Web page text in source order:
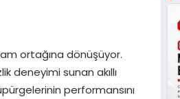
ortağına dönüşüyor.
deneyimi sunan akıllı
performansını